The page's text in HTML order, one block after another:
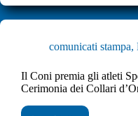
comunicati stampa,
Il Coni premia gli atleti
Cerimonia dei Collari